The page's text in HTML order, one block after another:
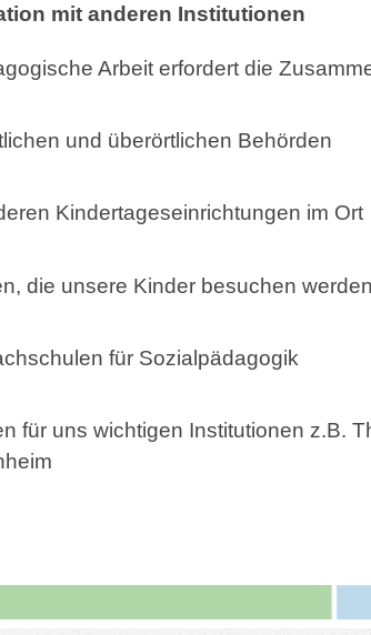
mit anderen Institutionen
Arbeit erfordert die
und überörtlichen Behörden
Kindertageseinrichtungen im Ort
die unsere Kinder besuchen werden
für Sozialpädagogik
für uns wichtigen Institutionen z.B.